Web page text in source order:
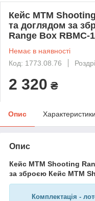
Кейс MTM
та доглядом за
Range Box RBMC-
Немає в наявності
Код: 1773.08.76
2 320 ₴
Опис Характеристики
Опис
Кейс MTM Shooting
за зброєю Кейс МТМ
Комплектація -